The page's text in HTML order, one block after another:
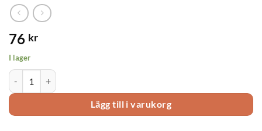
76 kr
I lager
Rundveke, 6x1000mm, ATE413-1m mängd
Lägg till i varukorg